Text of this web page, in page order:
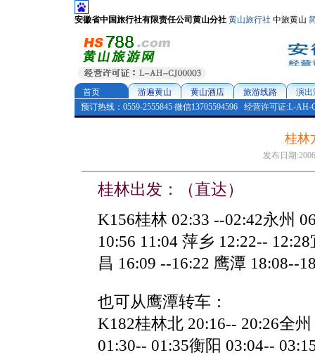
安徽省中国旅行社有限责任公司黄山分社 黄山旅行社 中旅黄山
首页 游遍黄山 黄山酒店 旅游线路
演出
预订热线：0559-2555845 微信13705594596 经营许可证:L-AH-
桂林
发布日期
桂林出发：
（直达）
K156桂林 02:33 --02:42永州
10:56 11:04 萍乡 12:22--
昌 16:09 --16:22 鹰潭 18:08--
也可从鹰潭转车：
K182桂林北 20:16-- 20:26全
01:30-- 01:35衡阳 03:04--